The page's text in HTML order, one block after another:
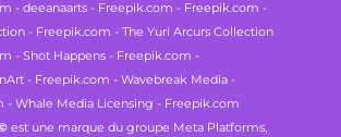
- deeanaarts - Freepik.com - Freepik.com -
- Freepik.com - The Yuri Arcurs Collection
- Shot Happens - Freepik.com -
- Freepik.com - Wavebreak Media -
- Whale Media Licensing - Freepik.com
est une marque du groupe Meta Platforms,